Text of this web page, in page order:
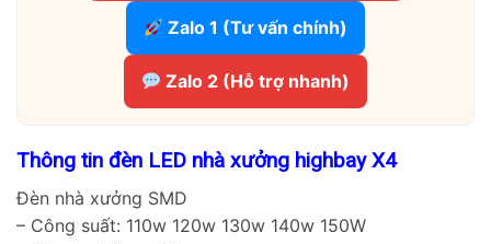
Zalo 1 (Tư vấn chính)
Zalo 2 (Hỗ trợ nhanh)
Thông tin đèn LED nhà xưởng highbay X4
Đèn nhà xưởng SMD
– Công suất: 110w 120w 130w 140w 150W